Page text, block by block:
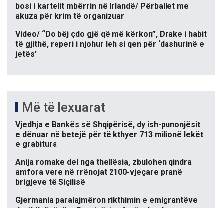
bosi i kartelit mbërrin në Irlandë/ Përballet me
akuza për krim të organizuar
Video/ “Do bëj çdo gjë që më kërkon”, Drake i habit
të gjithë, reperi i njohur leh si qen për ‘dashurinë e
jetës’
Më të lexuarat
Vjedhja e Bankës së Shqipërisë, dy ish-punonjësit
e dënuar në betejë për të kthyer 713 milionë lekët
e grabitura
Anija romake del nga thellësia, zbulohen qindra
amfora vere në rrënojat 2100-vjeçare pranë
brigjeve të Siçilisë
Gjermania paralajmëron rikthimin e emigrantëve